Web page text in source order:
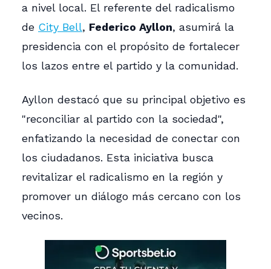
a nivel local. El referente del radicalismo
de City Bell, Federico Ayllon, asumirá la
presidencia con el propósito de fortalecer
los lazos entre el partido y la comunidad.
Ayllon destacó que su principal objetivo es
"reconciliar al partido con la sociedad",
enfatizando la necesidad de conectar con
los ciudadanos. Esta iniciativa busca
revitalizar el radicalismo en la región y
promover un diálogo más cercano con los
vecinos.